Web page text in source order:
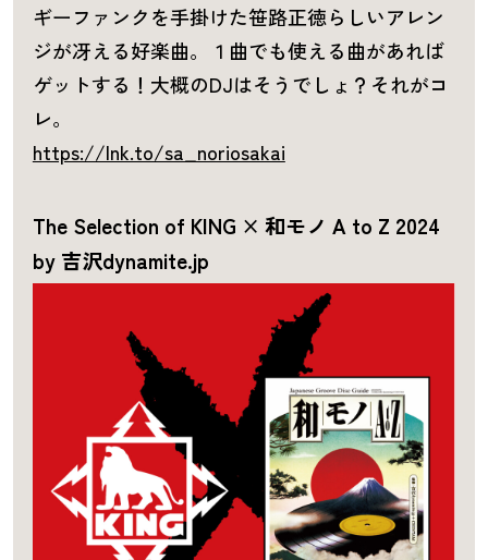
ギーファンクを手掛けた笹路正徳らしいアレン
ジが冴える好楽曲。１曲でも使える曲があれば
ゲットする！大概のDJはそうでしょ？それがコ
レ。
https://lnk.to/sa_noriosakai
The Selection of KING × 和モノ A to Z 2024
by 吉沢dynamite.jp